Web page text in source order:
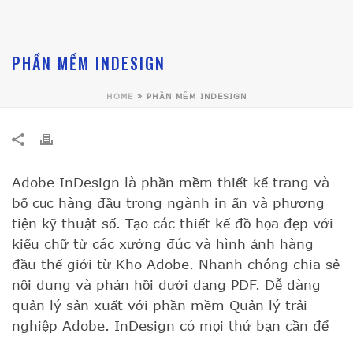
PHẦN MỀM INDESIGN
HOME » PHẦN MỀM INDESIGN
Adobe InDesign là phần mềm thiết kế trang và
bố cục hàng đầu trong ngành in ấn và phương
tiện kỹ thuật số. Tạo các thiết kế đồ họa đẹp với
kiểu chữ từ các xưởng đúc và hình ảnh hàng
đầu thế giới từ Kho Adobe. Nhanh chóng chia sẻ
nội dung và phản hồi dưới dạng PDF. Dễ dàng
quản lý sản xuất với phần mềm Quản lý trải
nghiệp Adobe. InDesign có mọi thứ bạn cần để